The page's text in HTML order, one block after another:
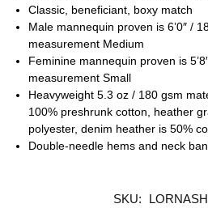
Classic, beneficiant, boxy match
Male mannequin proven is 6’0″ /
measurement Medium
Feminine mannequin proven is
measurement Small
Heavyweight 5.3 oz / 180 gsm
100% preshrunk cotton, heather
polyester, denim heather is 50%
Double-needle hems and neck
SKU: